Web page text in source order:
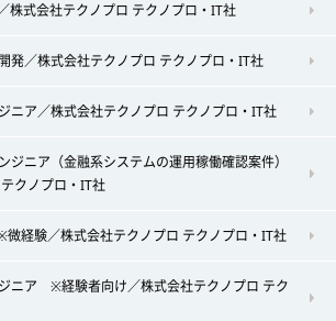
株式会社テクノプロ テクノプロ・IT社
発／株式会社テクノプロ テクノプロ・IT社
ニア／株式会社テクノプロ テクノプロ・IT社
ジニア（金融系システムの運用稼働確認案件）
クノプロ・IT社
微経験／株式会社テクノプロ テクノプロ・IT社
ジニア ※経験者向け／株式会社テクノプロ テク